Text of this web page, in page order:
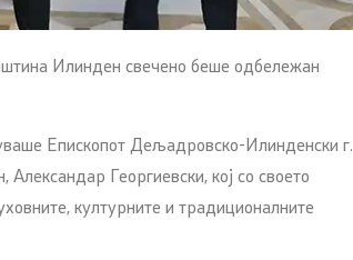
Илинден свечено беше одбележан
Епископот Дељадровско-Илинденски г.
Георгиевски, кој со своето
културните и традиционалните